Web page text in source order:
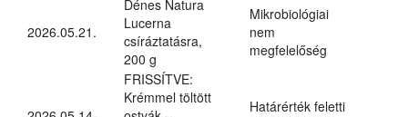
2026.05.21.
Dénes Natura
Lucerna
csíráztatásra,
200 g
Mikrobiológiai
nem
megfelelőség
FRISSÍTVE:
Krémmel töltött
Határérték feletti